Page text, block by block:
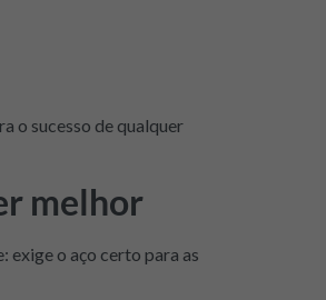
o sucesso de qualquer
melhor
exige o aço certo para as